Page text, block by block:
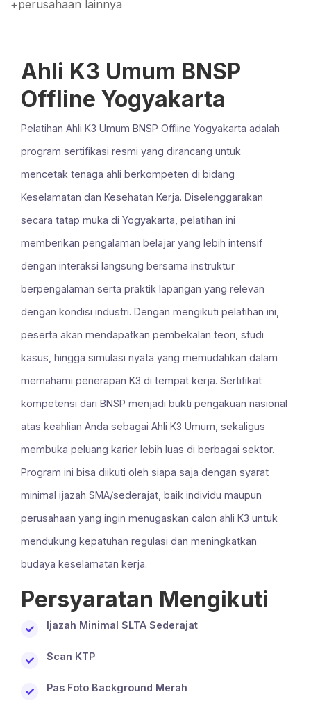
+perusahaan lainnya
Ahli K3 Umum BNSP
Offline Yogyakarta
Pelatihan Ahli K3 Umum BNSP Offline Yogyakarta adalah
program sertifikasi resmi yang dirancang untuk
mencetak tenaga ahli berkompeten di bidang
Keselamatan dan Kesehatan Kerja. Diselenggarakan
secara tatap muka di Yogyakarta, pelatihan ini
memberikan pengalaman belajar yang lebih intensif
dengan interaksi langsung bersama instruktur
berpengalaman serta praktik lapangan yang relevan
dengan kondisi industri. Dengan mengikuti pelatihan ini,
peserta akan mendapatkan pembekalan teori, studi
kasus, hingga simulasi nyata yang memudahkan dalam
memahami penerapan K3 di tempat kerja. Sertifikat
kompetensi dari BNSP menjadi bukti pengakuan nasional
atas keahlian Anda sebagai Ahli K3 Umum, sekaligus
membuka peluang karier lebih luas di berbagai sektor.
Program ini bisa diikuti oleh siapa saja dengan syarat
minimal ijazah SMA/sederajat, baik individu maupun
perusahaan yang ingin menugaskan calon ahli K3 untuk
mendukung kepatuhan regulasi dan meningkatkan
budaya keselamatan kerja.
Persyaratan Mengikuti
Ijazah Minimal SLTA Sederajat
Scan KTP
Pas Foto Background Merah